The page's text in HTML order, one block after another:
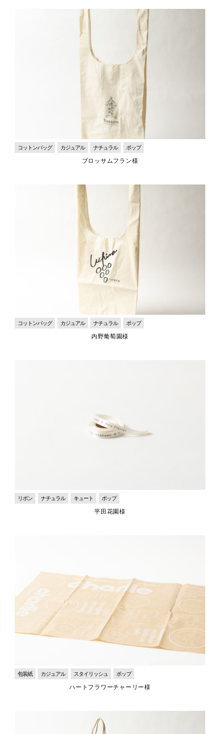
コットンバッグ カジュアル ナチュラル ポップ
ブロッサムフラン様
コットンバッグ カジュアル ナチュラル ポップ
内野葡萄園様
リボン ナチュラル キュート ポップ
平田花園様
包装紙 カジュアル スタイリッシュ ポップ
ハートフラワーチャーリー様